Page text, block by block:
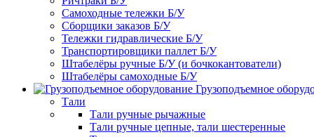
Самоходные тележки Б/У
Сборщики заказов Б/У
Тележки гидравлические Б/У
Транспортировщики паллет Б/У
Штабелёры ручные Б/У (и бочкокантователи)
Штабелёры самоходные Б/У
Грузоподъемное
Тали
Тали ручные рычажные
Тали ручные цепные, тали шестеренные